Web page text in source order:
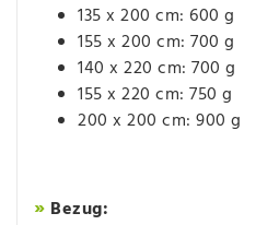
135 x 200 cm: 600 g
155 x 200 cm: 700 g
140 x 220 cm: 700 g
155 x 220 cm: 750 g
​200 x 200 cm: 900 g
» Bezug: